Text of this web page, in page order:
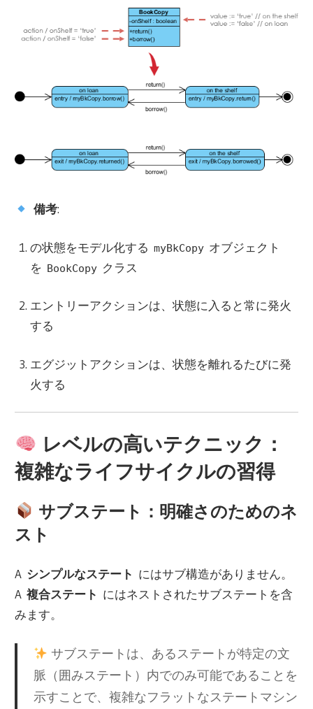
備考:
の状態をモデル化する myBkCopyオブジェクト
を BookCopyクラス
エントリーアクションは、状態に入ると常に発火
する
エグジットアクションは、状態を離れるたびに発
火する
レベルの高いテクニック：
複雑なライフサイクルの習得
サブステート：明確さのためのネ
スト
A シンプルなステート にはサブ構造がありません。
A複合ステート にはネストされたサブステートを含
みます。
サブステートは、あるステートが特定の文
脈（囲みステート）内でのみ可能であることを
示すことで、複雑なフラットなステートマシン